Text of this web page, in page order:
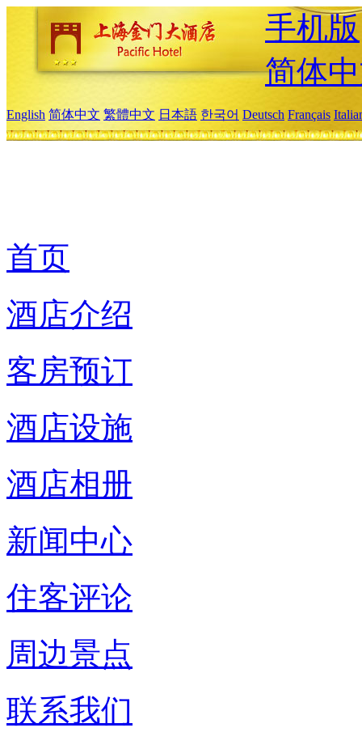
手机版
简体
English 简体中文 繁體中文 日本語 한국어 Deutsch Français
首页
酒店介绍
客房预订
酒店设施
酒店相册
新闻中心
住客评论
周边景点
联系我们